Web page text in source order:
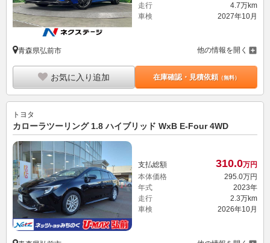
走行
4.7万km
車検
2027年10月
青森県弘前市 他の情報を開く
お気に入り追加 在庫確認・見積依頼（無料）
トヨタ
カローラツーリング 1.8 ハイブリッド WxB E-Four 4WD
支払総額 310.0万円
本体価格
295.0万円
年式
2023年
走行
2.3万km
車検
2026年10月